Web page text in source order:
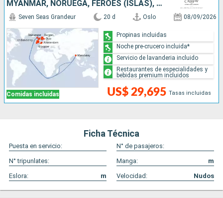
MYANMAR, NORUEGA, FÉROES (ISLAS), REINO UNIDO, IRLANDA, BÉLGICA, PAISES BAJOS
Comidas incluidas
Seven Seas Grandeur 20 d Oslo 08/09/2026
US$ 29,695 Tasas incluidas
Propinas incluidas
Noche pre-crucero incluida*
Servicio de lavanderia incluido
Restaurantes de especialidades y
bebidas premium incluidos
Ficha Técnica
Puesta en servicio:
N° de pasajeros:
N° tripunlates:
Manga:
m
Eslora:
m Velocidad: Nudos